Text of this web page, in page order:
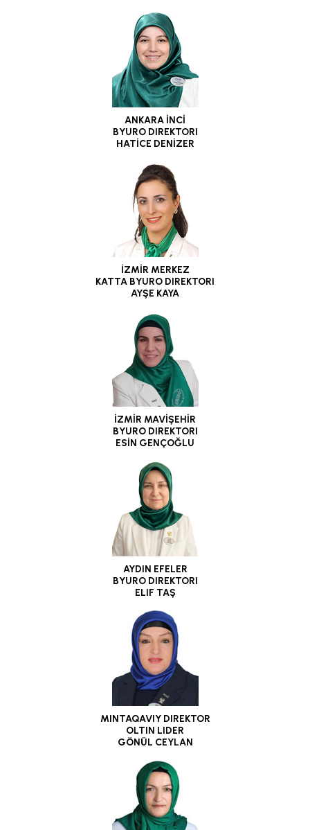
ANKARA İNCİ
BYURO DIREKTORI
HATİCE DENİZER
İZMİR MERKEZ
KATTA BYURO DIREKTORI
AYŞE KAYA
İZMİR MAVİŞEHİR
BYURO DIREKTORI
ESİN GENÇOĞLU
AYDIN EFELER
BYURO DIREKTORI
ELlF TAŞ
MINTAQAVIY DIREKTOR
OLTIN LIDER
GÖNÜL CEYLAN